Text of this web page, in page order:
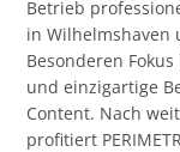
Betrieb
in Wilhelmshaven
Besonderen
und einzigartige
Content. Nach
profitiert